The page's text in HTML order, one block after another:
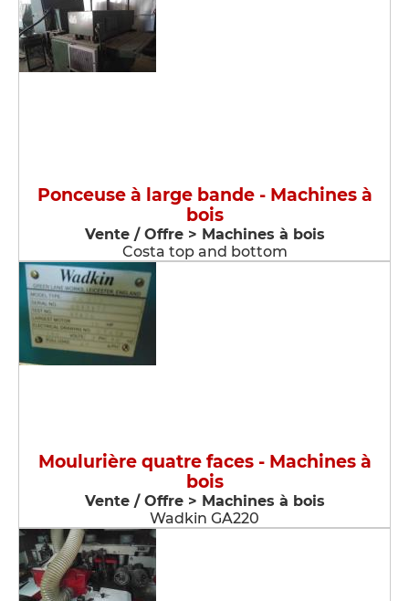
Ponceuse à large bande - Machines à
bois
Vente / Offre > Machines à bois
Costa top and bottom
Moulurière quatre faces - Machines à
bois
Vente / Offre > Machines à bois
Wadkin GA220